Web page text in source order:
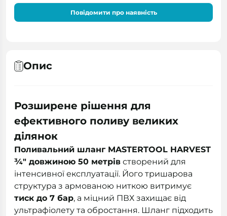
Повідомити про наявність
Опис
Розширене рішення для
ефективного поливу великих
ділянок
Поливальний шланг MASTERTOOL HARVEST
¾" довжиною 50 метрів створений для
інтенсивної експлуатації. Його тришарова
структура з армованою ниткою витримує
тиск до 7 бар, а міцний ПВХ захищає від
ультрафіолету та обростання. Шланг підходить